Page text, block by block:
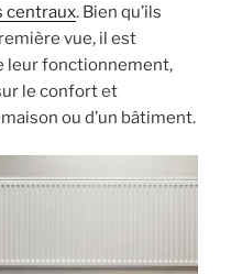
centraux. Bien qu’ils
vue, il est
leur fonctionnement,
le confort et
ou d’un bâtiment.